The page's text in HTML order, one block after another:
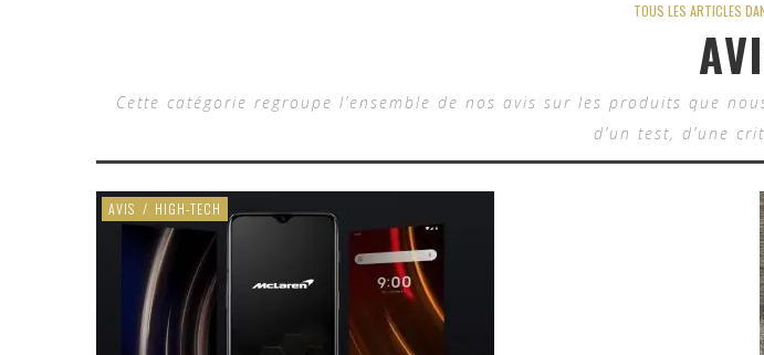
TOUS LES ARTICLES
Cette catégorie regroupe l’ensemble de nos avis sur les produits que
d’un test, d’une
AVIS / HIGH-TECH